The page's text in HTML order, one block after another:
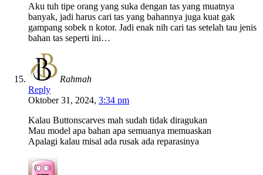
Aku tuh tipe orang yang suka dengan tas yang muatnya
banyak, jadi harus cari tas yang bahannya juga kuat gak
gampang sobek n kotor. Jadi enak nih cari tas setelah tau jenis
bahan tas seperti ini…
Rahmah
Reply
Oktober 31, 2024, 3:34 pm
Kalau Buttonscarves mah sudah tidak diragukan
Mau model apa bahan apa semuanya memuaskan
Apalagi kalau misal ada rusak ada reparasinya